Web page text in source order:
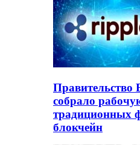
Правительство
собрало
традиционных
блокчейн